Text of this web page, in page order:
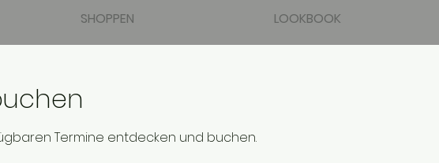
SHOPPEN LOOKBOOK
Termine entdecken und buchen.